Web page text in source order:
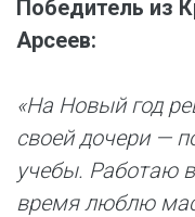
Победитель из
Арсеев:
«На Новый год
своей дочери —
учебы. Работаю
время люблю